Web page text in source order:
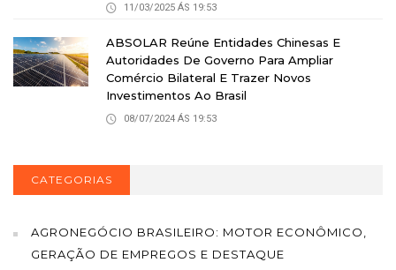
11/03/2025 ÁS 19:53
ABSOLAR Reúne Entidades Chinesas E
Autoridades De Governo Para Ampliar
Comércio Bilateral E Trazer Novos
Investimentos Ao Brasil
08/07/2024 ÁS 19:53
CATEGORIAS
AGRONEGÓCIO BRASILEIRO: MOTOR ECONÔMICO,
GERAÇÃO DE EMPREGOS E DESTAQUE